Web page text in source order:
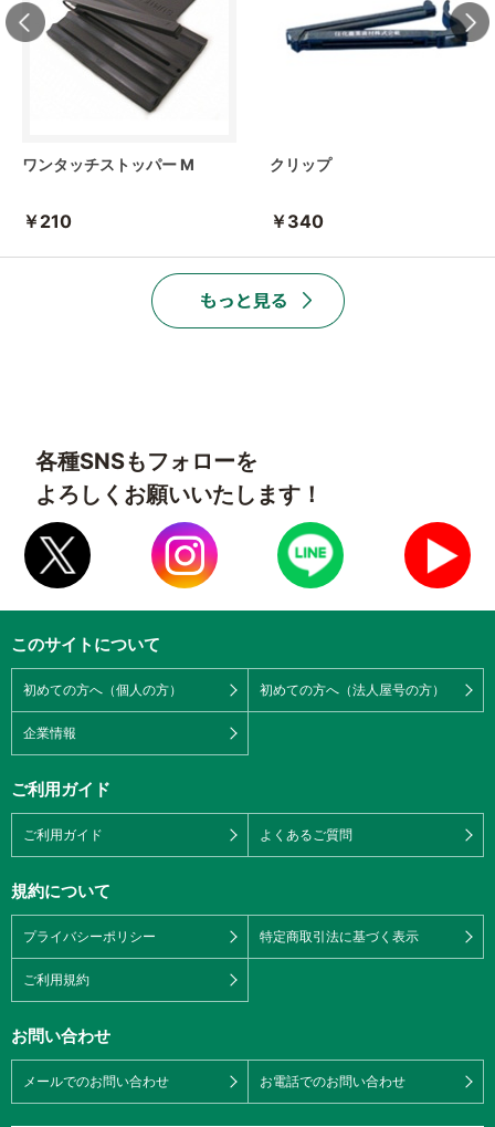
ワンタッチストッパー M
￥210
クリップ
￥340
各種SNSもフォローを
よろしくお願いいたします！
このサイトについて
初めての方へ（個人の方） 初めての方へ（法人屋号の方）
企業情報
ご利用ガイド
ご利用ガイド よくあるご質問
規約について
プライバシーポリシー 特定商取引法に基づく表示
ご利用規約
お問い合わせ
メールでのお問い合わせ お電話でのお問い合わせ